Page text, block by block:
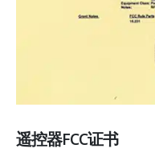
遥控器FCC证书